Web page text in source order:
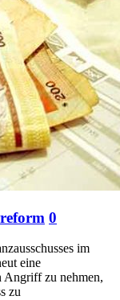
0
im
eine
Angriff zu nehmen,
zu